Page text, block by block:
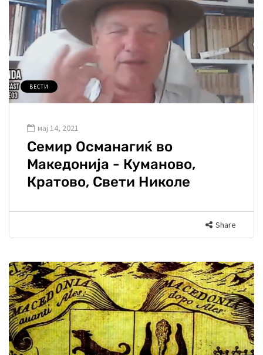
ВЕСТИ
мај 14, 2021
Семир Османагиќ во
Македонија - Куманово,
Кратово, Свети Николе
Share